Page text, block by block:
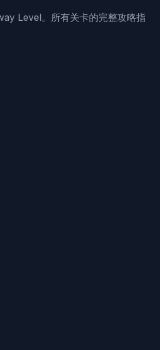
Level。所有关卡的完整攻略指